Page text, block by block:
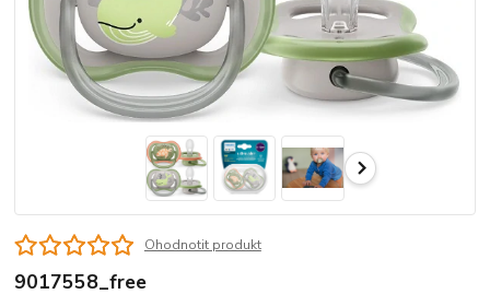
Ohodnotit produkt
9017558_free